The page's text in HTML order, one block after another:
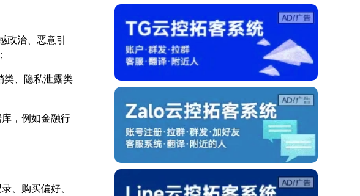
政治、恶意引
类、隐私泄露类
，例如金融行
、购买偏好、